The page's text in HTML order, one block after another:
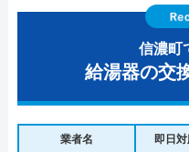
信濃町
給湯器の交
業者名 即日